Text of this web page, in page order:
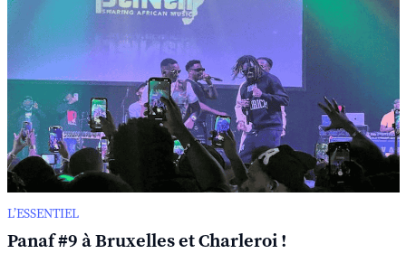
L’ESSENTIEL
Panaf #9 à Bruxelles et Charleroi !